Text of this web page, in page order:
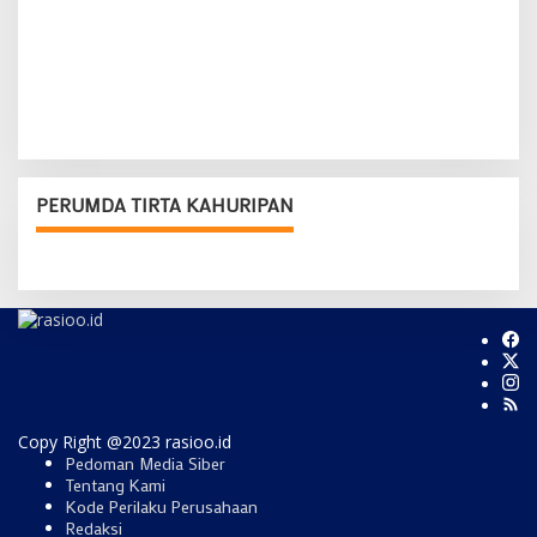
PERUMDA TIRTA KAHURIPAN
Copy Right @2023 rasioo.id
Pedoman Media Siber
Tentang Kami
Kode Perilaku Perusahaan
Redaksi